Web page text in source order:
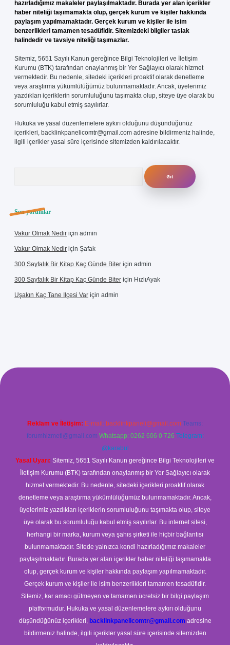
hazırladığımız makaleler paylaşılmaktadır. Burada yer alan içerikler
haber niteliği taşımamakta olup, gerçek kurum ve kişiler hakkında
paylaşım yapılmamaktadır. Gerçek kurum ve kişiler ile isim
benzerlikleri tamamen tesadüfidir. Sitemizdeki bilgiler taslak
halindedir ve tavsiye niteliği taşımazlar.
Sitemiz, 5651 Sayılı Kanun gereğince Bilgi Teknolojileri ve İletişim
Kurumu (BTK) tarafından onaylanmış bir Yer Sağlayıcı olarak hizmet
vermektedir. Bu nedenle, sitedeki içerikleri proaktif olarak denetleme
veya araştırma yükümlülüğümüz bulunmamaktadır. Ancak, üyelerimiz
yazdıkları içeriklerin sorumluluğunu taşımakta olup, siteye üye olarak bu
sorumluluğu kabul etmiş sayılırlar.
Hukuka ve yasal düzenlemelere aykırı olduğunu düşündüğünüz
içerikleri, backlinkpanelicomtr@gmail.com adresine bildirmeniz halinde,
ilgili içerikler yasal süre içerisinde sitemizden kaldırılacaktır.
Son yorumlar
Vakur Olmak Nedir için admin
Vakur Olmak Nedir için Şafak
300 Sayfalık Bir Kitap Kaç Günde Biter için admin
300 Sayfalık Bir Kitap Kaç Günde Biter için HızlıAyak
Uşakın Kaç Tane Ilçesi Var için admin
giriş
Reklam ve İletişim: E-mail: backlinkpaneli@gmail.com Teams:
forumhizmeti@gmail.com Whatsapp: 0262 606 0 726 Telegram:
@karabul
Yasal Uyarı: Sitemiz, 5651 Sayılı Kanun gereğince Bilgi Teknolojileri ve
İletişim Kurumu (BTK) tarafından onaylanmış bir Yer Sağlayıcı olarak
hizmet vermektedir. Bu nedenle, sitedeki içerikleri proaktif olarak
denetleme veya araştırma yükümlülüğümüz bulunmamaktadır. Ancak,
üyelerimiz yazdıkları içeriklerin sorumluluğunu taşımakta olup, siteye
üye olarak bu sorumluluğu kabul etmiş sayılırlar. Bu internet sitesi,
herhangi bir marka, kurum veya şahıs şirketi ile hiçbir bağlantısı
bulunmamaktadır. Sitede yalnızca kendi hazırladığımız makaleler
paylaşılmaktadır. Burada yer alan içerikler haber niteliği taşımamakta
olup, gerçek kurum ve kişiler hakkında paylaşım yapılmamaktadır.
Gerçek kurum ve kişiler ile isim benzerlikleri tamamen tesadüfidir.
Sitemiz, kar amacı gütmeyen ve tamamen ücretsiz bir bilgi paylaşım
platformudur. Hukuka ve yasal düzenlemelere aykırı olduğunu
düşündüğünüz içerikleri, backlinkpanelicomtr@gmail.com adresine
bildirmeniz halinde, ilgili içerikler yasal süre içerisinde sitemizden